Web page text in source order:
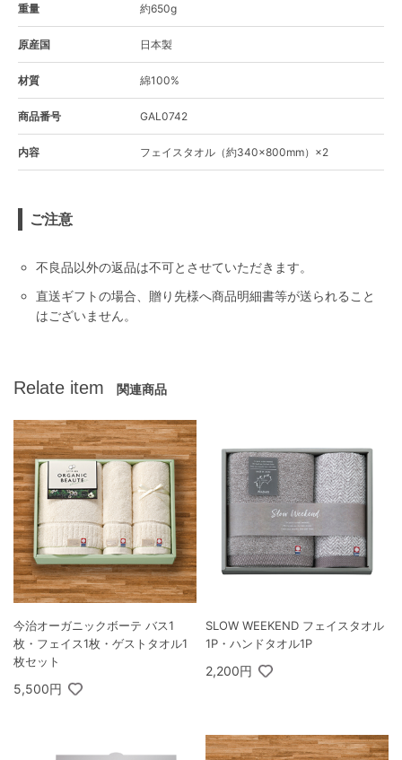
重量 約650g
原産国 日本製
材質 綿100%
商品番号 GAL0742
内容 フェイスタオル（約340×800mm）×2
ご注意
不良品以外の返品は不可とさせていただきます。
直送ギフトの場合、贈り先様へ商品明細書等が送られること
はございません。
Relate item 関連商品
今治オーガニックボーテ バス1
枚・フェイス1枚・ゲストタオル1
枚セット
5,500円
SLOW WEEKEND フェイスタオル
1P・ハンドタオル1P
2,200円